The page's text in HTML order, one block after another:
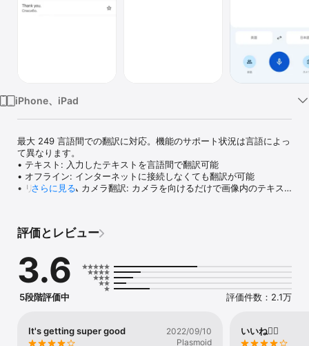
iPhone、iPad
最大 249 言語間での翻訳に対応。機能のサポート状況は言語によっ
て異なります。
• テキスト: 入力したテキストを言語間で翻訳可能
• オフライン: インターネットに接続しなくても翻訳が可能
• リアルタイム カメラ翻訳: カメラを向けるだけで画像内のテキス
• 会話: 2 か国語での会話をその場で翻訳
ムで翻訳できます
• 手書き入力: 入力の代わりに文字を手書きしてテキストを翻訳
• フレーズ集: 翻訳した言葉やフレーズにスターを付けて保存し、後
から参照することが可能
• マイク（音声翻訳に使用）
• カメラ（カメラ経由でのテキスト翻訳に使用）
さらに見る
評価とレビュー
3.6
5段階評価中 評価件数：2.1万
It's getting super good
2022/09/10
Plasmoid
いいね👍🏻